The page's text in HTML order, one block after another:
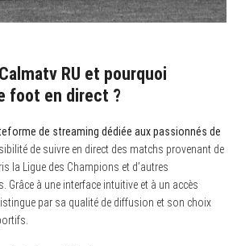
RU et pourquoi
foot en direct ?
de streaming dédiée aux passionnés de
de suivre en direct des matchs provenant de
la Ligue des Champions et d’autres
à une interface intuitive et à un accès
par sa qualité de diffusion et son choix